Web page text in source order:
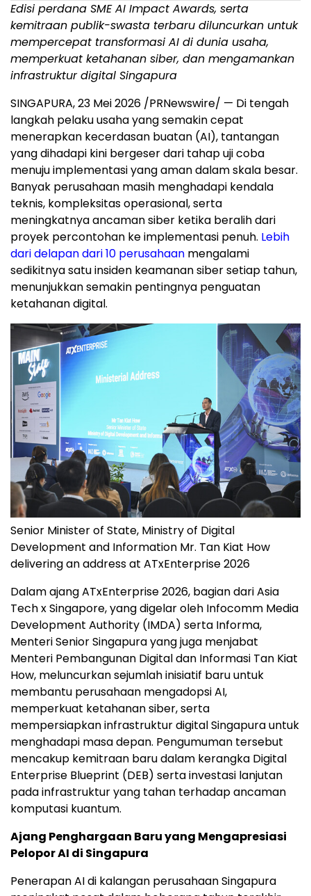
Edisi perdana SME AI Impact Awards, serta
kemitraan publik-swasta terbaru diluncurkan untuk
mempercepat transformasi AI di dunia usaha,
memperkuat ketahanan siber, dan mengamankan
infrastruktur digital Singapura
SINGAPURA, 23 Mei 2026 /PRNewswire/ — Di tengah
langkah pelaku usaha yang semakin cepat
menerapkan kecerdasan buatan (AI), tantangan
yang dihadapi kini bergeser dari tahap uji coba
menuju implementasi yang aman dalam skala besar.
Banyak perusahaan masih menghadapi kendala
teknis, kompleksitas operasional, serta
meningkatnya ancaman siber ketika beralih dari
proyek percontohan ke implementasi penuh. Lebih
dari delapan dari 10 perusahaan mengalami
sedikitnya satu insiden keamanan siber setiap tahun,
menunjukkan semakin pentingnya penguatan
ketahanan digital.
Senior Minister of State, Ministry of Digital
Development and Information Mr. Tan Kiat How
delivering an address at ATxEnterprise 2026
Dalam ajang ATxEnterprise 2026, bagian dari Asia
Tech x Singapore, yang digelar oleh Infocomm Media
Development Authority (IMDA) serta Informa,
Menteri Senior Singapura yang juga menjabat
Menteri Pembangunan Digital dan Informasi Tan Kiat
How, meluncurkan sejumlah inisiatif baru untuk
membantu perusahaan mengadopsi AI,
memperkuat ketahanan siber, serta
mempersiapkan infrastruktur digital Singapura untuk
menghadapi masa depan. Pengumuman tersebut
mencakup kemitraan baru dalam kerangka Digital
Enterprise Blueprint (DEB) serta investasi lanjutan
pada infrastruktur yang tahan terhadap ancaman
komputasi kuantum.
Ajang Penghargaan Baru yang Mengapresiasi
Pelopor AI di Singapura
Penerapan AI di kalangan perusahaan Singapura